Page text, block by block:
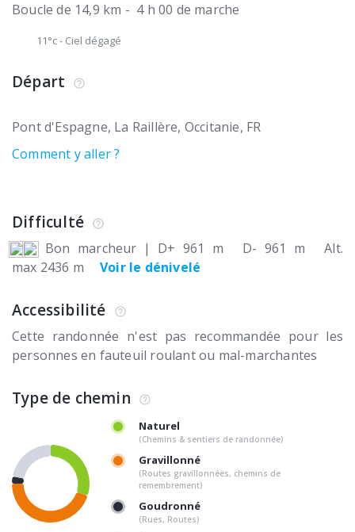
Boucle de 14,9 km - 4 h 00 de marche
11°c- Ciel dégagé
Départ
Pont d'Espagne La Raillère Occitanie FR
Comment y aller ?
Difficulté
Bon marcheur | D+ 961 m D- 961 m
Alt.
max 2436 m
Voir le dénivelé
Accessibilité
Cette randonnée n'est pas recommandée pour les
personnes en fauteuil roulant ou mal-marchantes
Type de chemin
Naturel
(Chemins & sentiers de randonnée)
Gravillonné
(Routes gravillonnées, chemins de
remembrement)
Goudronné
(Rues, Routes)